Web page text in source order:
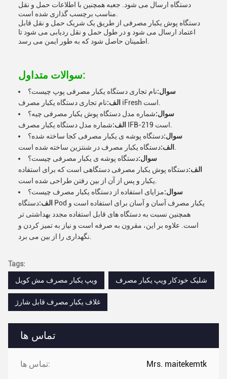
تماس ها
تماس ها: Mrs. maitekemtk
دستگاه ارسال می شود. جعبه همچنین با اطلاعات حمل و نقل
دستگاه پوش یکبار مصرفی از طریق یک شریک حمل و نقل قابل
اعتماد ارسال می شود و در طول حمل و نقل ردیابی می شود تا
سوالات متداول:
سوال:نام تجاری دستگاه یکبار مصرفی پوپ چیست؟
الف:
سوال:شماره مدل دستگاه پوش یکبار مصرفی چیه؟
الف:
سوال:دستگاه پوشه ی یکبار مصرفی کجا ساخته شده؟
الف:
سوال:دستگاه پوشه ی یکبار مصرفی چیست؟
الف:دستگاه پوش یکبار مصرفی دستگاهی است که برای استفاده
سوال:مزایای استفاده از دستگاه یکبار مصرف چیست؟
الف:دستگاه Pod یکبار مصرف آسان و آسان برای استفاده است و
همچنین نسبت به دستگاه های قابل استفاده مجدد بهداشتی تر
است. علاوه بر این، مقرون به صرفه است و نیاز به تمیز کردن و
Tags:
ویپ یکبار مصرف مش کویل
شلیک خودکار ویپ یکبار مصرف
غلاف یکبار مصرف قابل شارژ